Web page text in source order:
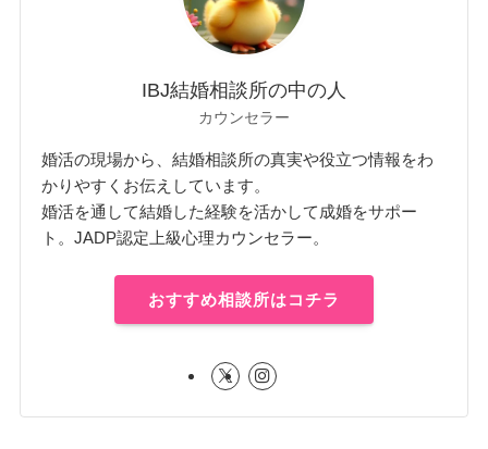
IBJ結婚相談所の中の人
カウンセラー
婚活の現場から、結婚相談所の真実や役立つ情報をわ
かりやすくお伝えしています。
婚活を通して結婚した経験を活かして成婚をサポー
ト。JADP認定上級心理カウンセラー。
おすすめ相談所はコチラ